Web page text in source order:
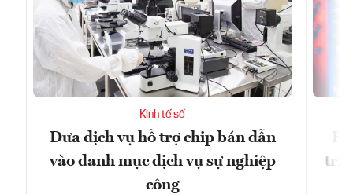
Kinh tế số
Đưa dịch vụ hỗ trợ chip bán dẫn
vào danh mục dịch vụ sự nghiệp
công
trị